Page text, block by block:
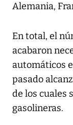
Alemania,
En total, el
acabaron
automáticos
pasado
de los cuales
gasolineras.